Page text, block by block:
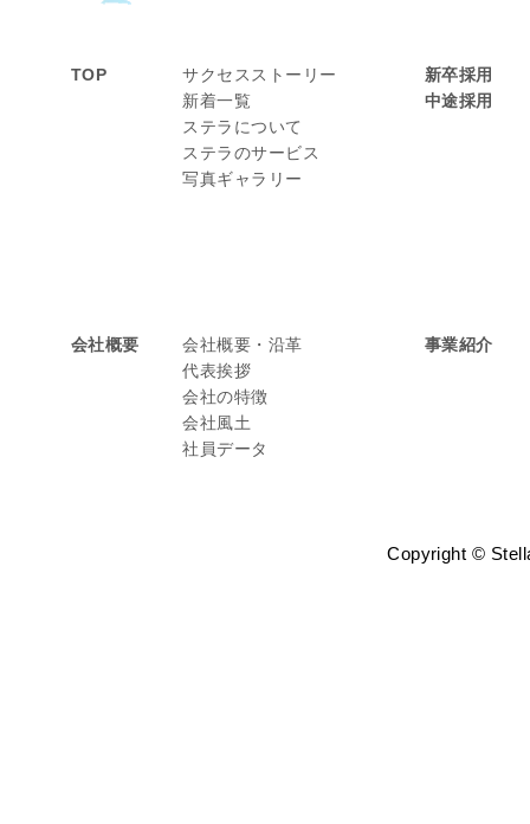
TOP
サクセスストーリー
新着一覧
ステラについて
ステラのサービス
写真ギャラリー
新卒採用
中途採用
会社概要
会社概要・沿革
代表挨拶
会社の特徴
会社風土
社員データ
事業紹介
Copyright ©